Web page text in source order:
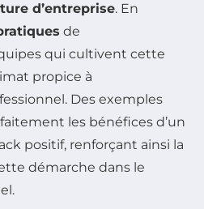
d’entreprise. En
de
qui cultivent cette
propice à
Des exemples
les bénéfices d’un
positif, renforçant ainsi la
démarche dans le